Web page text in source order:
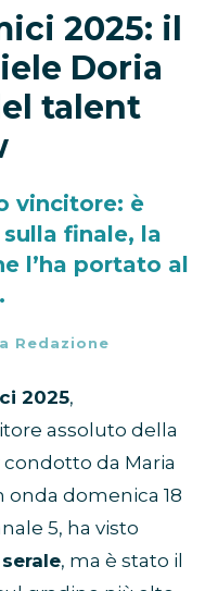
2025: il
Doria
talent
vincitore: è
finale, la
l’ha portato al
Redazione
2025,
assoluto della
da Maria
onda domenica 18
5, ha visto
, ma è stato il